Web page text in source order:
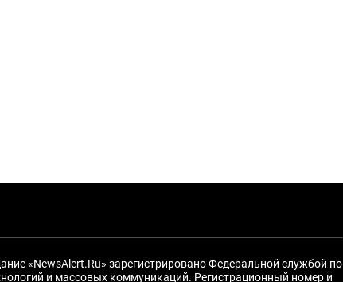
«NewsAlert.Ru» зарегистрировано Федеральной службой по
и массовых коммуникаций. Регистрационный номер и